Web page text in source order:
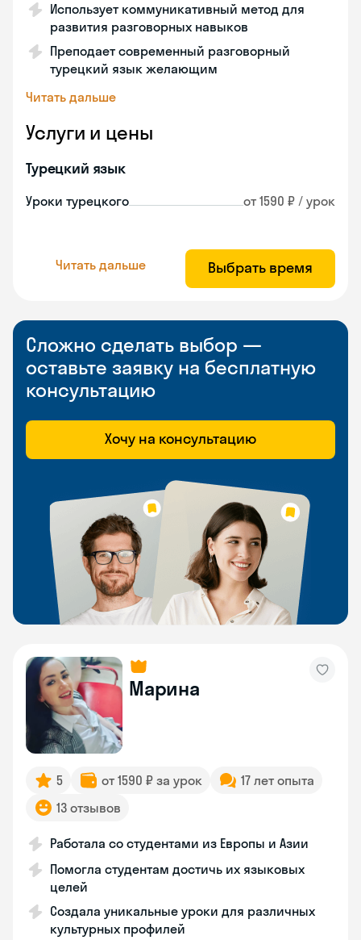
Использует коммуникативный метод для
развития разговорных навыков
Преподает современный разговорный
турецкий язык желающим
Читать дальше
Услуги и цены
Турецкий язык
Уроки турецкого от 1590 ₽ / урок
Читать дальше Выбрать время
Сложно сделать выбор —
оставьте заявку на бесплатную
консультацию
Хочу на консультацию
Марина
5 от 1590 ₽ за урок
17 лет опыта
13 отзывов
Работала со студентами из Европы и Азии
Помогла студентам достичь их языковых
целей
Создала уникальные уроки для различных
культурных профилей